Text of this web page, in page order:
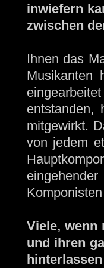
inwiefern
zwischen
Ihnen das
Musikanten
entstanden,
mitgewirkt.
von jedem
Viele, wenn
und ihren